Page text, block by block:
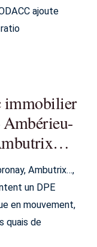
ajoute
immobilier
Ambérieu-
Ambutrix…,
un DPE
en mouvement,
quais de